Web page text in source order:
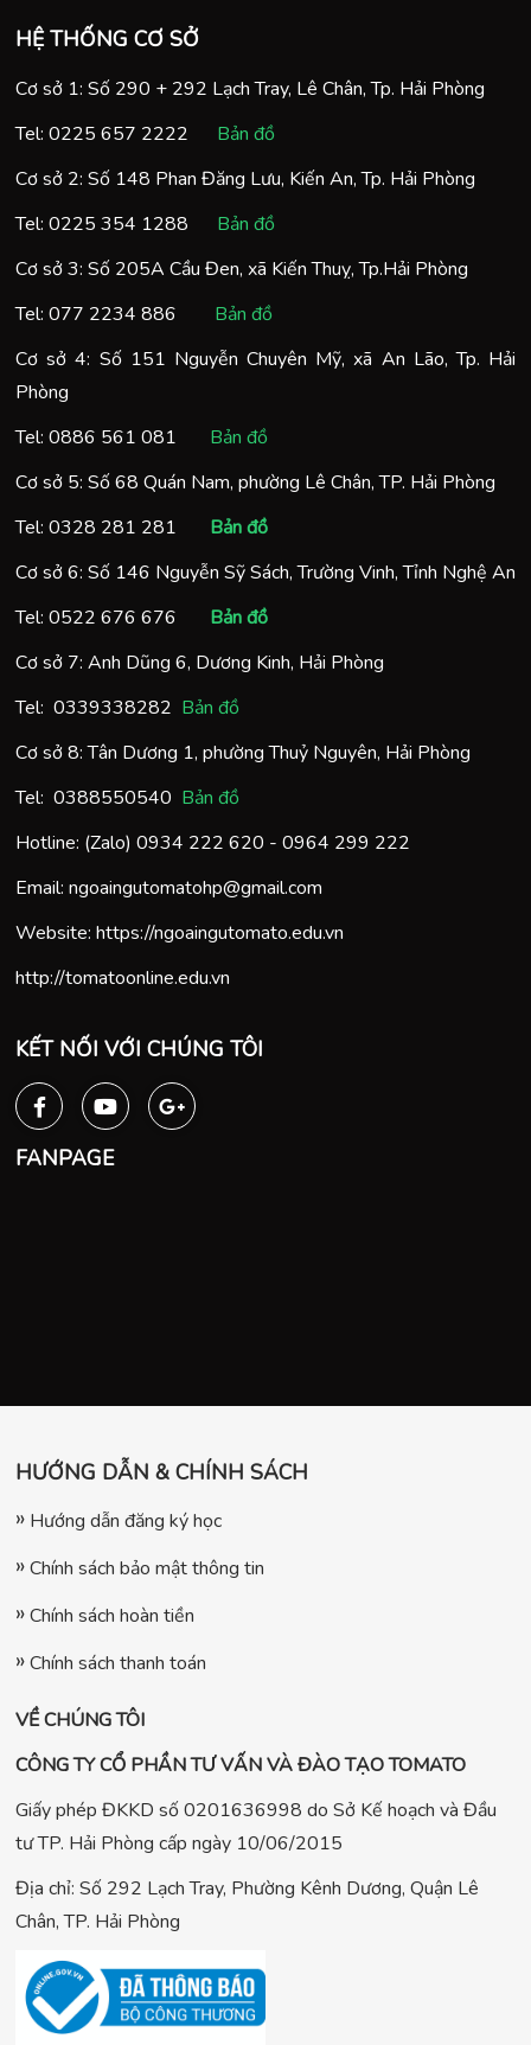
HỆ THỐNG CƠ SỞ
Cơ sở 1: Số 290 + 292 Lạch Tray, Lê Chân, Tp. Hải Phòng
Tel: 0225 657 2222
Bản đồ
Cơ sở 2: Số 148 Phan Đăng Lưu, Kiến An, Tp. Hải Phòng
Tel: 0225 354 1288
Bản đồ
Cơ sở 3: Số 205A Cầu Đen, xã Kiến Thuỵ, Tp.Hải Phòng
Tel: 077 2234 886
Bản đồ
Cơ sở 4: Số 151 Nguyễn Chuyên Mỹ, xã An Lão, Tp. Hải
Phòng
Tel: 0886 561 081
Bản đồ
Cơ sở 5: Số 68 Quán Nam, phường Lê Chân, TP. Hải Phòng
Tel: 0328 281 281
Bản đồ
Cơ sở 6: Số 146 Nguyễn Sỹ Sách, Trường Vinh, Tỉnh Nghệ An
Tel: 0522 676 676
Bản đồ
Cơ sở 7: Anh Dũng 6, Dương Kinh, Hải Phòng
Tel: 0339338282 Bản đồ
Cơ sở 8: Tân Dương 1, phường Thuỷ Nguyên, Hải Phòng
Tel: 0388550540 Bản đồ
Hotline: (Zalo) 0934 222 620 - 0964 299 222
Email: ngoaingutomatohp@gmail.com
Website: https://ngoaingutomato.edu.vn
http://tomatoonline.edu.vn
KẾT NỐI VỚI CHÚNG TÔI
FANPAGE
HƯỚNG DẪN & CHÍNH SÁCH
Hướng dẫn đăng ký học
Chính sách bảo mật thông tin
Chính sách hoàn tiền
Chính sách thanh toán
VỀ CHÚNG TÔI
CÔNG TY CỔ PHẦN TƯ VẤN VÀ ĐÀO TẠO TOMATO
Giấy phép ĐKKD số 0201636998 do Sở Kế hoạch và Đầu
tư TP. Hải Phòng cấp ngày 10/06/2015
Địa chỉ: Số 292 Lạch Tray, Phường Kênh Dương, Quận Lê
Chân, TP. Hải Phòng